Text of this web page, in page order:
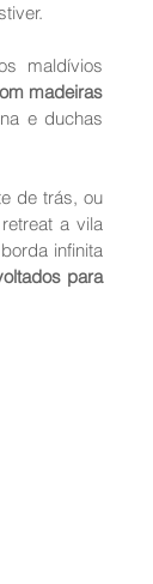
maldívios
madeiras
e duchas
de trás, ou
a vila
infinita
para